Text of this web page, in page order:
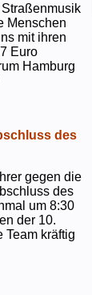
Menschen
mit ihren
Euro
Hamburg
des
gegen die
des
um 8:30
der 10.
Team kräftig